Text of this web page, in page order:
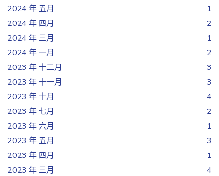
2024 年 五月
1
2024 年 四月
2
2024 年 三月
1
2024 年 一月
2
2023 年 十二月
3
2023 年 十一月
3
2023 年 十月
4
2023 年 七月
2
2023 年 六月
1
2023 年 五月
3
2023 年 四月
1
2023 年 三月
4